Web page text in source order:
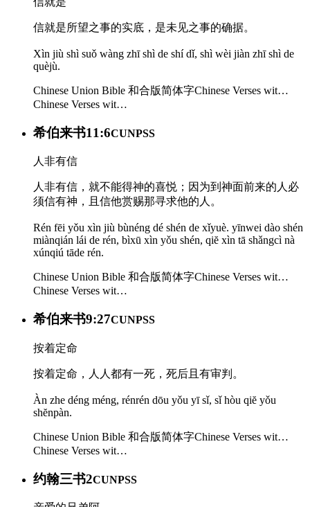
信就是所望之事的实底，是未见之事的确据。
Xìn jiù shì suǒ wàng zhī shì de shí dǐ, shì wèi jiàn zhī shì de
quèjù.
Chinese Union Bible 和合版简体字Chinese Verses wit…
Chinese Verses wit…
希伯来书11:6CUNPSS
人非有信
人非有信，就不能得神的喜悦；因为到神面前来的人必
须信有神，且信他赏赐那寻求他的人。
Rén fēi yǒu xìn jiù bùnéng dé shén de xǐyuè. yīnwei dào shén
miànqián lái de rén, bìxū xìn yǒu shén, qiĕ xìn tā shǎngcì nà
xúnqiú tāde rén.
Chinese Union Bible 和合版简体字Chinese Verses wit…
Chinese Verses wit…
希伯来书9:27CUNPSS
按着定命
按着定命，人人都有一死，死后且有审判。
Àn zhe déng méng, rénrén dōu yǒu yī sǐ, sǐ hòu qiĕ yǒu
shĕnpàn.
Chinese Union Bible 和合版简体字Chinese Verses wit…
Chinese Verses wit…
约翰三书2CUNPSS